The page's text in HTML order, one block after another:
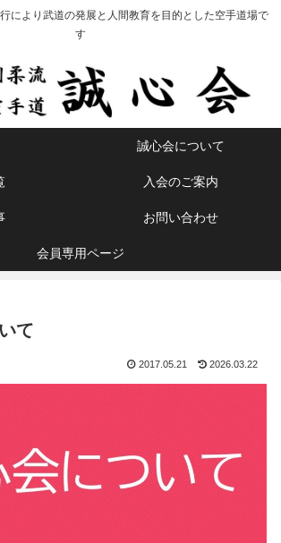
により武道の発展と人間教育を目的とした空手道場で
す
誠心会について
入会のご案内
お問い合わせ
会員専用ページ
て
2017.05.21 2026.03.22